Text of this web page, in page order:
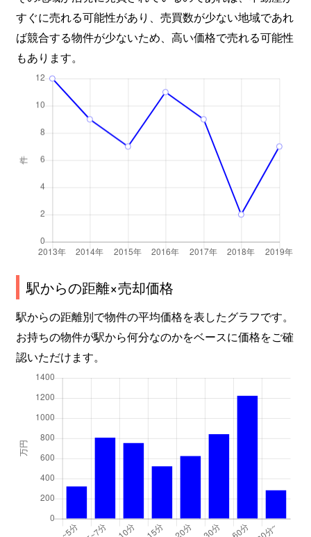
すぐに売れる可能性があり、売買数が少ない地域であれ
ば競合する物件が少ないため、高い価格で売れる可能性
もあります。
駅からの距離×売却価格
駅からの距離別で物件の平均価格を表したグラフです。
お持ちの物件が駅から何分なのかをベースに価格をご確
認いただけます。